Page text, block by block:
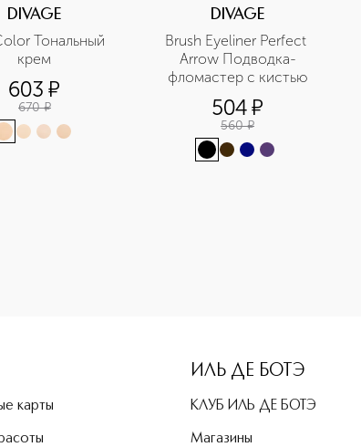
DIVAGE
Тональный
крем
603 ¤
670 ¤
DIVAGE
Brush Eyeliner Perfect
Arrow Подводка-
фломастер с кистью
504¤
560 ¤
карты
ИЛЬ ДЕ БОТЭ
КЛУБ ИЛЬ ДЕ БОТЭ
Магазины